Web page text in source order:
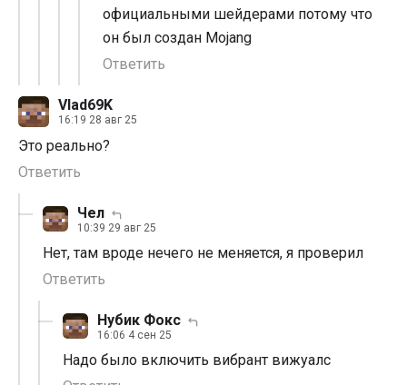
официальными шейдерами потому что
он был создан Mojang
Ответить
Vlad69K
16:19 28 авг 25
Это реально?
Ответить
Чел
10:39 29 авг 25
Нет, там вроде нечего не меняется, я проверил
Ответить
Нубик Фокс
16:06 4 сен 25
Надо было включить вибрант вижуалс